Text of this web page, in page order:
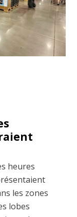
heures
les zones
lobes